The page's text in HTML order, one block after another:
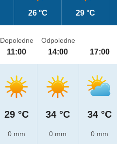
26 °C 29 °C
Dopoledne
11:00
29 °C
0 mm
Odpoledne
14:00
34 °C
0 mm
17:00
34 °C
0 mm